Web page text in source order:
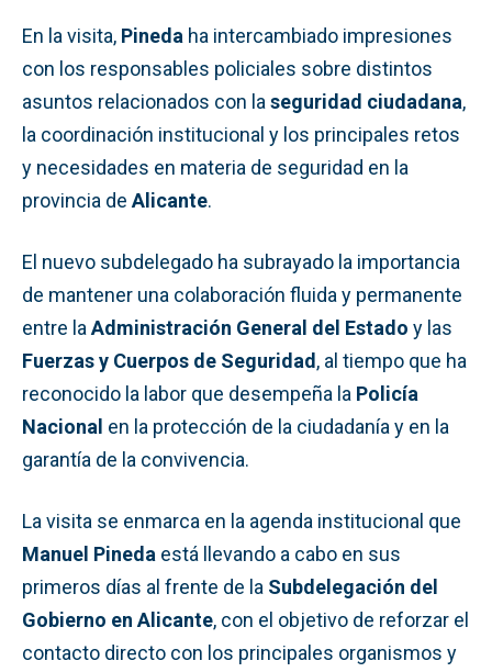
En la visita, Pineda ha intercambiado impresiones
con los responsables policiales sobre distintos
asuntos relacionados con la seguridad ciudadana,
la coordinación institucional y los principales retos
y necesidades en materia de seguridad en la
provincia de Alicante.
El nuevo subdelegado ha subrayado la importancia
de mantener una colaboración fluida y permanente
entre la Administración General del Estado y las
Fuerzas y Cuerpos de Seguridad, al tiempo que ha
reconocido la labor que desempeña la Policía
Nacional en la protección de la ciudadanía y en la
garantía de la convivencia.
La visita se enmarca en la agenda institucional que
Manuel Pineda está llevando a cabo en sus
primeros días al frente de la Subdelegación del
Gobierno en Alicante, con el objetivo de reforzar el
contacto directo con los principales organismos y